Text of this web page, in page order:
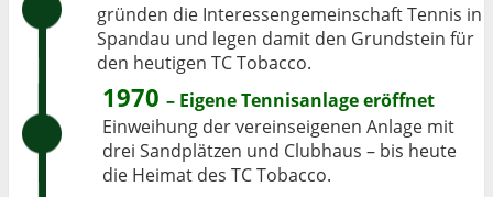
gründen die Interessengemeinschaft Tennis in
Spandau und legen damit den Grundstein für
den heutigen TC Tobacco.
1970 – Eigene Tennisanlage eröffnet
Einweihung der vereinseigenen Anlage mit
drei Sandplätzen und Clubhaus – bis heute
die Heimat des TC Tobacco.